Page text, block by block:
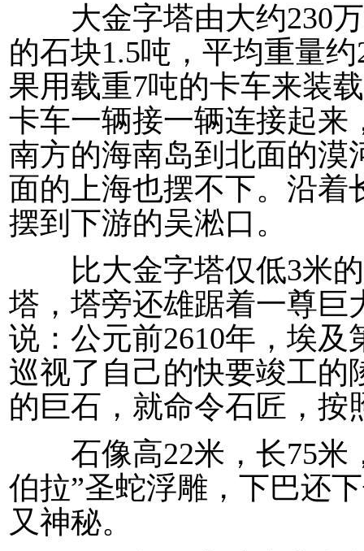
大金字塔由大约230万
的石块1.5吨，平均重量
果用载重7吨的卡车来装
卡车一辆接一辆连接起来
南方的海南岛到北面的漠
面的上海也摆不下。沿着
摆到下游的吴淞口。
比大金字塔仅低3米的
塔，塔旁还雄踞着一尊巨
说：公元前2610年，埃
巡视了自己的快要竣工的
的巨石，就命令石匠，按
石像高22米，长75米
伯拉”圣蛇浮雕，下巴还
又神秘。